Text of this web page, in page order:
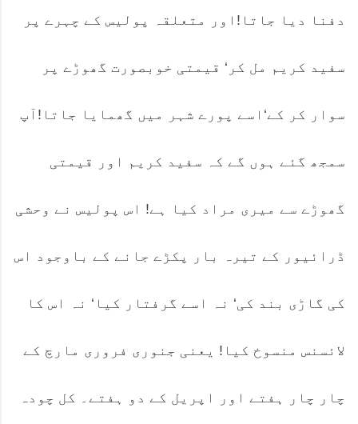
دفنا دیا جاتا!اور متعلقہ پولیس کے چہرے پر
سفید کریم مل کر‘ قیمتی خوبصورت گھوڑے پر
سوار کر کے‘اسے پورے شہر میں گھمایا جاتا!آپ
سمجھ گئے ہوں گے کہ سفید کریم اور قیمتی
گھوڑے سے میری مراد کیا ہے! اس پولیس نے وحشی
ڈرائیور کے تیرہ بار پکڑے جانے کے باوجود اس
کی گاڑی بند کی‘ نہ اسے گرفتار کیا‘ نہ اس کا
لائسنس منسوخ کیا! یعنی جنوری فروری مارچ کے
چار چار ہفتے اور اپریل کے دو ہفتے۔ کل چودہ